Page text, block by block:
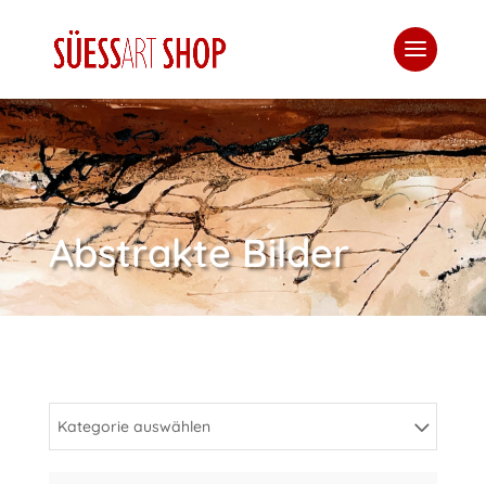
Abstrakte Bilder
Kategorie auswählen